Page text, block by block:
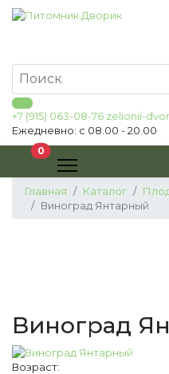
+7 (915) 063-08-76 zelionii-
Ежедневно: с 08.00 - 20.00
0В корзину
Главная Каталог
Виноград Янтарный
Виноград
Возраст: